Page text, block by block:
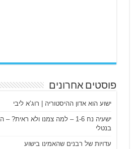
פוסטים אחרונים
ישוע הוא אדון ההיסטוריה | רוג’א ליבי
ישעיה נח 1-6 – למה צמנו ולא
בנטלי
עדויות של רבנים שהאמינו בישוע